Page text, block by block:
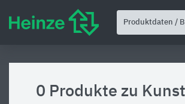
Produktdaten /
0 Produkte zu